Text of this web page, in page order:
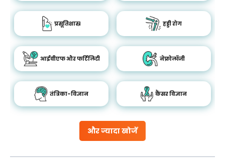
और ज्यादा खोजें
प्रसूतिशास्र हड्डी रोग
आईवीएफ और फर्टिलिटी नेफ्रोलॉजी
तंत्रिका-विज्ञान कैंसर विज्ञान